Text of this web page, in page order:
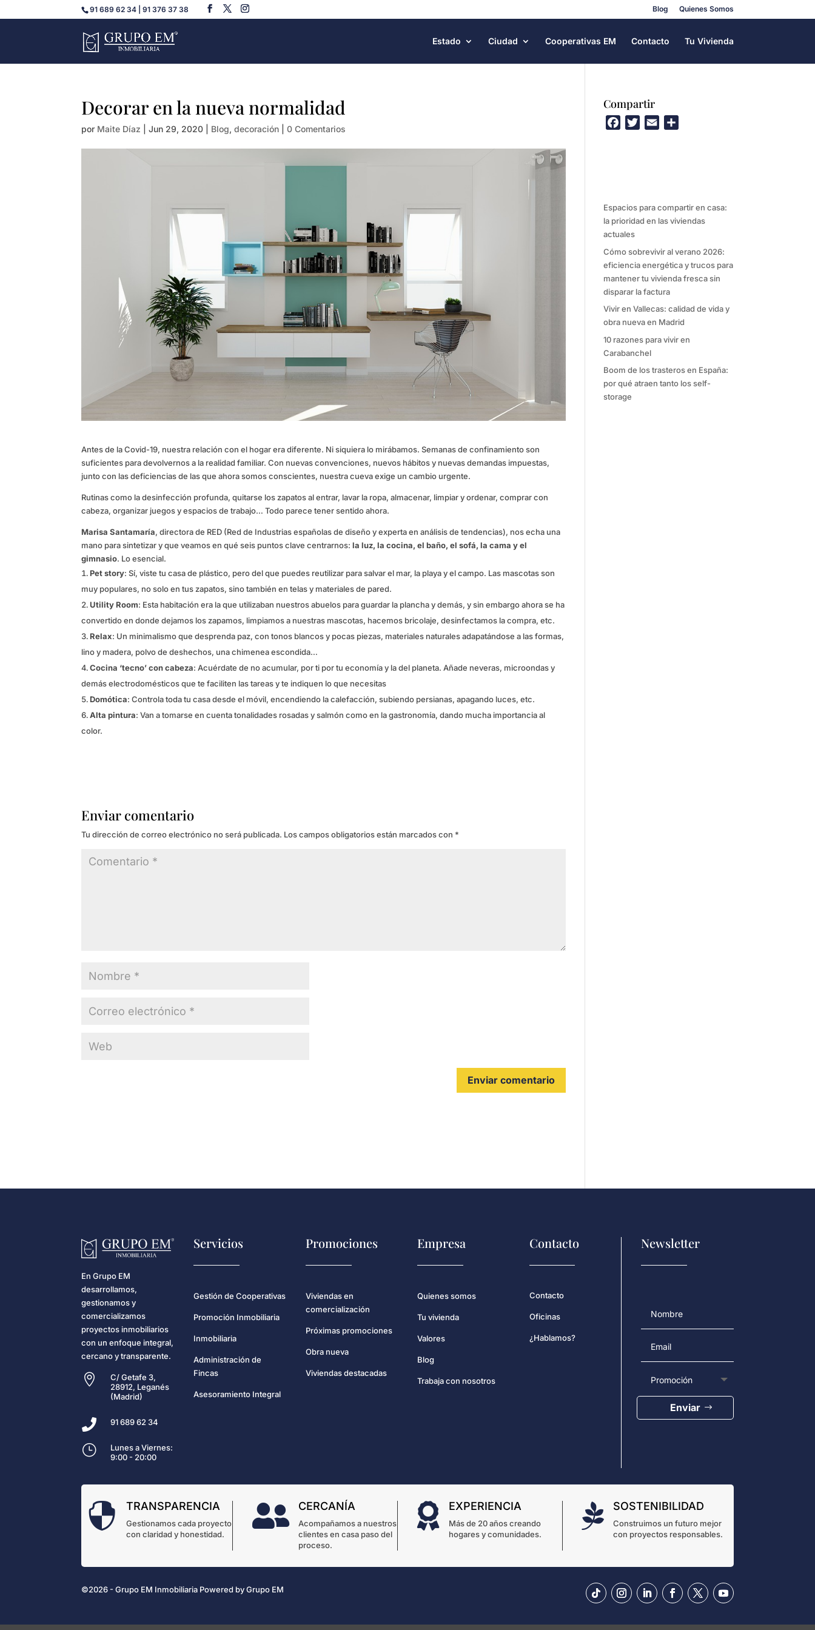
91 689 62 34 | 91 376 37 38 Blog Quienes Somos
Estado Ciudad Cooperativas EM Contacto Tu Vivienda
Decorar en la nueva normalidad
por Maite Díaz |Jun 29, 2020 Blog,decoración |0 Comentarios
Antes de la Covid-19, nuestra relación con el hogar era diferente. Ni siquiera lo mirábamos. Semanas de confinamiento son
suficientes para devolvernos a la realidad familiar. Con nuevas convenciones, nuevos hábitos y nuevas demandas impuestas,
junto con las deficiencias de las que ahora somos conscientes, nuestra cueva exige un cambio urgente.
Rutinas como la desinfección profunda, quitarse los zapatos al entrar, lavar la ropa, almacenar, limpiar y ordenar, comprar con
cabeza, organizar juegos y espacios de trabajo… Todo parece tener sentido ahora.
Marisa Santamaría, directora de RED (Red de Industrias españolas de diseño y experta en análisis de tendencias), nos echa una
mano para sintetizar y que veamos en qué seis puntos clave centrarnos:la luz, la cocina, el baño, el sofá, la cama y el
gimnasio. Lo esencial.
Pet story: Sí, viste tu casa de plástico, pero del que puedes reutilizar para salvar el mar, la playa y el campo. Las mascotas son
muy populares, no solo en tus zapatos, sino también en telas y materiales de pared.
Utility Room: Esta habitación era la que utilizaban nuestros abuelos para guardar la plancha y demás, y sin embargo ahora se ha
convertido en donde dejamos los zapamos, limpiamos a nuestras mascotas, hacemos bricolaje, desinfectamos la compra, etc.
Relax: Un minimalismo que desprenda paz, con tonos blancos y pocas piezas, materiales naturales adapatándose a las formas,
lino y madera, polvo de deshechos, una chimenea escondida…
Cocina ‘tecno’ con cabeza: Acuérdate de no acumular, por ti por tu economía y la del planeta. Añade neveras, microondas y
demás electrodomésticos que te faciliten las tareas y te indiquen lo que necesitas
Domótica: Controla toda tu casa desde el móvil, encendiendo la calefacción, subiendo persianas, apagando luces, etc.
Alta pintura: Van a tomarse en cuenta tonalidades rosadas y salmón como en la gastronomía, dando mucha importancia al
color.
Enviar comentario
Tu dirección de correo electrónico no será publicada. Los campos obligatorios están marcados con *
Compartir
o
k
r
t
i
Espacios para compartir en casa:
la prioridad en las viviendas
actuales
Cómo sobrevivir al verano 2026:
eficiencia energética y trucos para
mantener tu vivienda fresca sin
disparar la factura
Vivir en Vallecas: calidad de vida y
obra nueva en Madrid
10 razones para vivir en
Carabanchel
Boom de los trasteros en España:
por qué atraen tanto los self-
storage
En Grupo EM
desarrollamos,
gestionamos y
comercializamos
proyectos inmobiliarios
con un enfoque integral,
cercano y transparente.

C/ Getafe 3,
28912, Leganés
(Madrid)
 91 689 62 34
}
Lunes a Viernes:
9:00 - 20:00
Servicios
Gestión de Cooperativas
Promoción Inmobiliaria
Inmobiliaria
Administración de
Fincas
Asesoramiento Integral
Promociones
Viviendas en
comercialización
Próximas promociones
Obra nueva
Viviendas destacadas
Empresa
Quienes somos
Tu vivienda
Valores
Blog
Trabaja con nosotros
Contacto
Contacto
Oficinas
¿Hablamos?
Newsletter
Enviar
 TRANSPARENCIA
Gestionamos cada proyecto
con claridad y honestidad.
 CERCANÍA
Acompañamos a nuestros
clientes en casa paso del
proceso.
 EXPERIENCIA
Más de 20 años creando
hogares y comunidades.
 SOSTENIBILIDAD
Construimos un futuro mejor
con proyectos responsables.
©2026 - Grupo EM Inmobiliaria Powered byGrupo EM